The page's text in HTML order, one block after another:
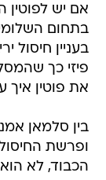
אם יש לפוטין
בתחום
בעניין חיסול
פיזי כך
את פוטין איך
בין סלמאן
ופרשת
הכבוד, לא